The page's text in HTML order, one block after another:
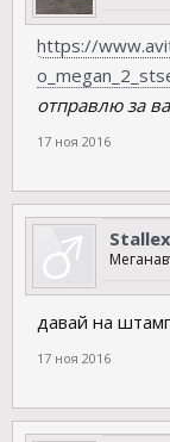
https://
отправлю за
17 ноя 2016
Stallex
давай на
17 ноя 2016